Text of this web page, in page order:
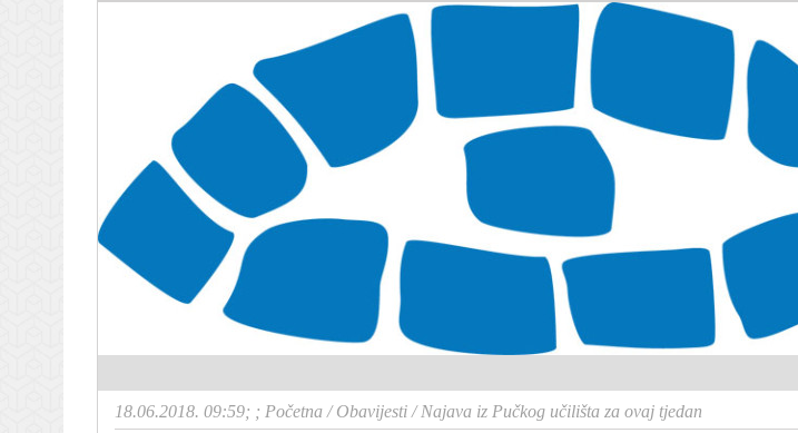
18.06.2018. 09:59; ; Početna /Obavijesti /Najava iz Pučkog učilišta za ovaj tjedan